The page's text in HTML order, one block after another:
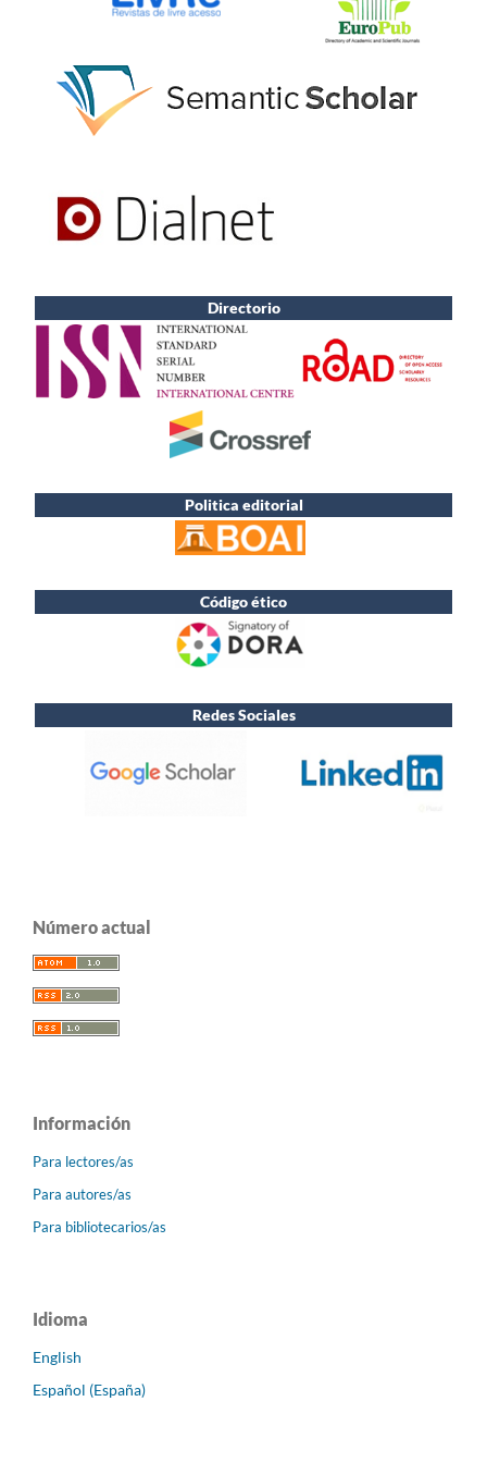
Directorio
Politica editorial
Código ético
Redes Sociales
Número actual
Información
Para lectores/as
Para autores/as
Para bibliotecarios/as
Idioma
English
Español (España)